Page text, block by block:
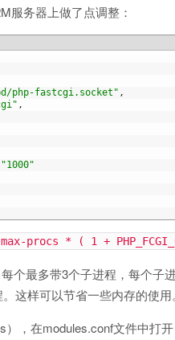
服务器上做了点调整：
php-fastcgi.socket" ,
,
"1000"
procs * ( 1 +
个最多带3个子进程，每个子
这样可以节省一些内存的使用。
，在modules.conf文件中打